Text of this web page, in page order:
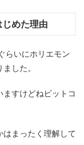
めた理由
らいにホリエモン
した。
すけどねビットコ
はまったく理解して